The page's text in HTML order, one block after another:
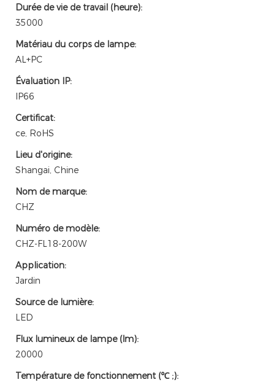
Durée de vie de travail (heure):
35000
Matériau du corps de lampe:
AL+PC
Évaluation IP:
IP66
Certificat:
ce, RoHS
Lieu d'origine:
Shangai, Chine
Nom de marque:
CHZ
Numéro de modèle:
CHZ-FL18-200W
Application:
Jardin
Source de lumière:
LED
Flux lumineux de lampe (lm):
20000
Température de fonctionnement (℃ ;):